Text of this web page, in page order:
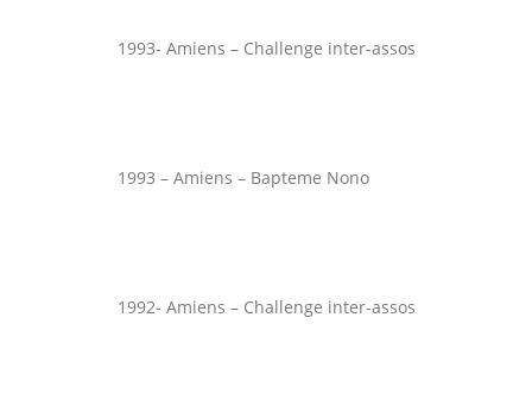
1993- Amiens – Challenge inter-assos
1993 – Amiens – Bapteme Nono
1992- Amiens – Challenge inter-assos